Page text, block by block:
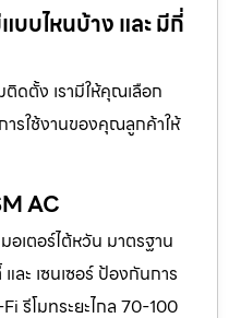
บบไหนบ้าง และ มีกี่
ดตั้ง เรามีให้คุณเลือก
รใช้งานของคุณลูกค้าให้
AC
เตอร์ไต้หวัน มาตรฐาน
ละ เซนเซอร์ ป้องกันการ
รีโมทระยะไกล 70-100